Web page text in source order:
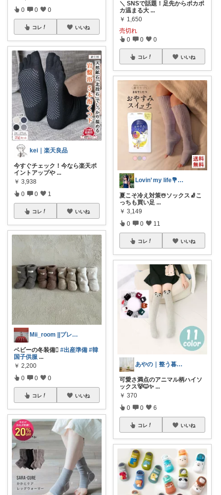
0 0 0
コレ いいね
kei｜楽天良品
今すぐチェック！今なら楽天ポ
イントアップや ...
￥ 3,938
0 0 1
コレ いいね
Mii_room ||プレママ出産準備
ベビーの冬装備🪾 #出産準備 #韓
国子供服 ...
￥ 2,200
0 0 0
コレ いいね
＼ SNSで話題！足先からポカポ
カ温まる大 ...
￥ 1,650
売切れ
0 0 0
コレ いいね
Lovin’ my life💐maki
夏こそ冷え対策☃️ソックス🧦こ
っちも買い足 ...
￥ 3,149
0 0 11
コレ いいね
あやの｜整う暮らしROOM
可愛さ満点のアニマル柄ハイソ
ックス🐻🐱✨ ...
￥ 370
0 0 6
コレ いいね